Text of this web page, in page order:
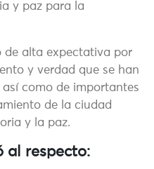
y paz para la
de alta expectativa por
y verdad que se han
como de importantes
de la ciudad
y la paz.
al respecto: